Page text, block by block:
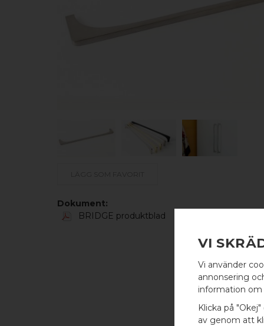
Dokument:
BRIDGE produktblad
VI
Vi använder
annonsering
information om
Klicka på
av genom att